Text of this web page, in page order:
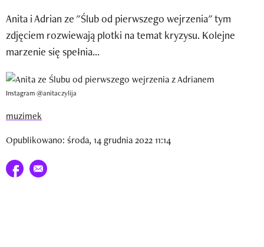
Wizaz Summer Influ School
Mój profil / Zarejestruj się
Anita i Adrian ze "Ślub od pierwszego wejrzenia" tym
zdjęciem rozwiewają plotki na temat kryzysu. Kolejne
marzenie się spełnia...
Instagram @anitaczylija
muzimek
Opublikowano: środa, 14 grudnia 2022 11:14
Udostępnij na facebook
E-mail do przyjaciela